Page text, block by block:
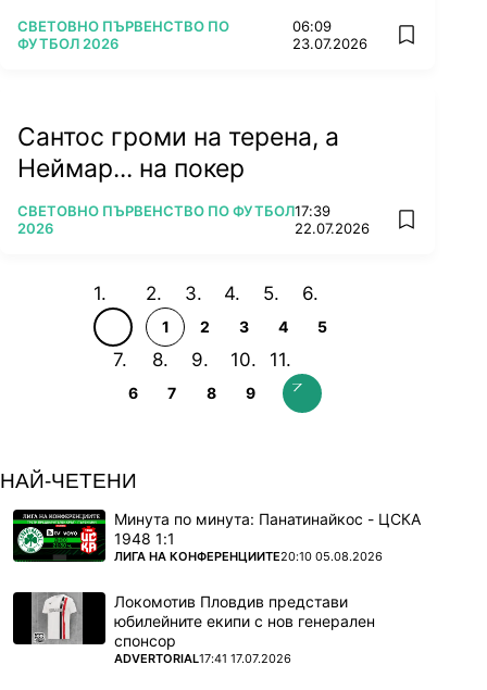
ПОВЕЧЕ ОТ
СВЕТОВНО ПЪРВЕНСТВО ПО
ФУТБОЛ 2026
06:09
23.07.2026
add
Сантос громи на терена, а
Неймар... на покер
ПОВЕЧЕ ОТ
СВЕТОВНО ПЪРВЕНСТВО ПО ФУТБОЛ
2026
17:39
22.07.2026
add
1 2 3 4 5
6 7 8 9
НАЙ-ЧЕТЕНИ
Минута по минута: Панатинайкос - ЦСКА
1948 1:1
ПОВЕЧЕ ОТ
ЛИГА НА КОНФЕРЕНЦИИТЕ20:10 05.08.2026
Локомотив Пловдив представи
юбилейните екипи с нов генерален
спонсор
ПОВЕЧЕ ОТ
ADVERTORIAL17:41 17.07.2026